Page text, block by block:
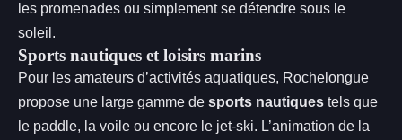
les promenades ou simplement se détendre sous le
soleil.
Sports nautiques et loisirs marins
Pour les amateurs d’activités aquatiques, Rochelongue
propose une large gamme de sports nautiques tels que
le paddle, la voile ou encore le jet-ski. L’animation de la